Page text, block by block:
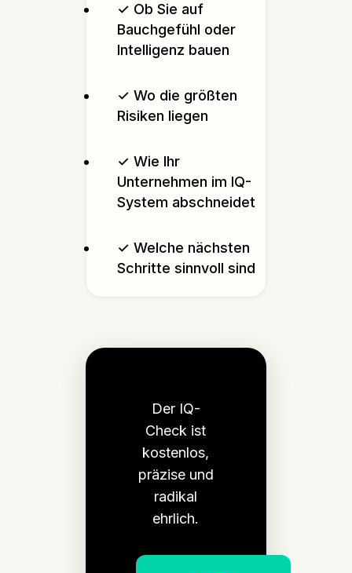
✓ Ob Sie auf
Bauchgefühl oder
Intelligenz bauen
✓ Wo die größten
Risiken liegen
✓ Wie Ihr
Unternehmen im IQ-
System abschneidet
✓ Welche nächsten
Schritte sinnvoll sind
Der IQ-
Check ist
kostenlos,
präzise und
radikal
ehrlich.